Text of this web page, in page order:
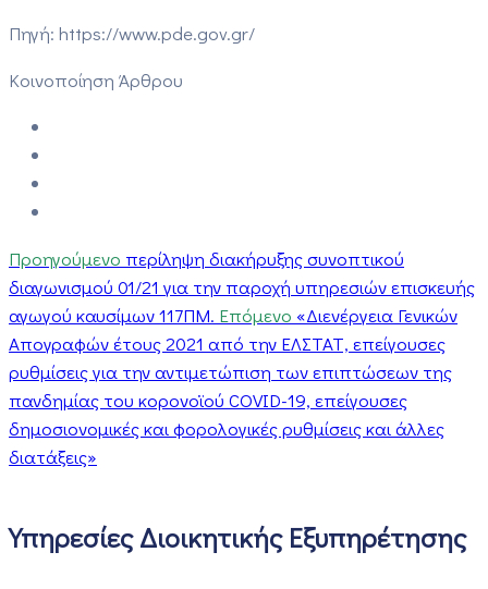
Πηγή: https://www.pde.gov.gr/
Κοινοποίηση Άρθρου
Προηγούμενο περίληψη διακήρυξης συνοπτικού
διαγωνισμού 01/21 για την παροχή υπηρεσιών επισκευής
αγωγού καυσίμων 117ΠΜ. Επόμενο «Διενέργεια Γενικών
Απογραφών έτους 2021 από την ΕΛΣΤΑΤ, επείγουσες
ρυθμίσεις για την αντιμετώπιση των επιπτώσεων της
πανδημίας του κορονοϊού COVID-19, επείγουσες
δημοσιονομικές και φορολογικές ρυθμίσεις και άλλες
διατάξεις»
Υπηρεσίες Διοικητικής Εξυπηρέτησης